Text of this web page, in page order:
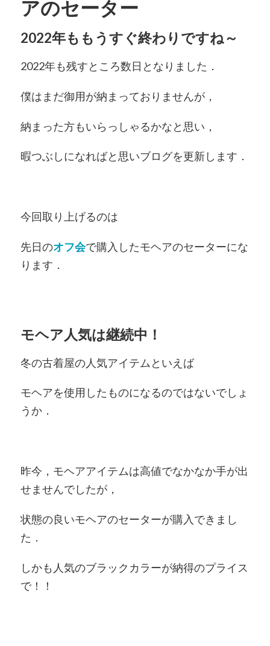
アのセーター
2022年ももうすぐ終わりですね～
2022年も残すところ数日となりました．
僕はまだ御用が納まっておりませんが，
納まった方もいらっしゃるかなと思い，
暇つぶしになればと思いブログを更新します．
今回取り上げるのは
先日のオフ会で購入したモヘアのセーターにな
ります．
モヘア人気は継続中！
冬の古着屋の人気アイテムといえば
モヘアを使用したものになるのではないでしょ
うか．
昨今，モヘアアイテムは高値でなかなか手が出
せませんでしたが，
状態の良いモヘアのセーターが購入できまし
た．
しかも人気のブラックカラーが納得のプライス
で！！